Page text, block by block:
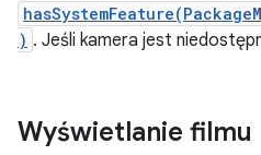
) . Jeśli kamera jest
Wyświetlanie filmu